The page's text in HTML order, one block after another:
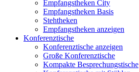
Empfangstheken City
Empfangstheken Basis
Stehtheken
Empfangstheken anzeigen
Konferenztische
Konferenztische anzeigen
Große Konferenztische
Kompakte Besprechungstische